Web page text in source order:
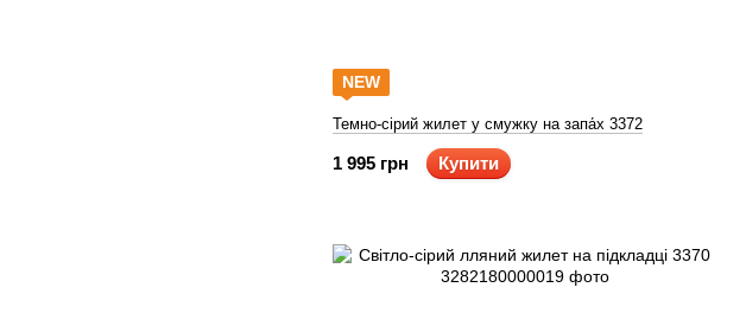
NEW
Темно-сірий жилет у смужку на запа́х 3372
1 995 грн Купити